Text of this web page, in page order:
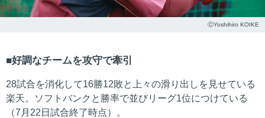
ⒸYoshihiro KOIKE
好調なチームを攻守で牽引
28試合を消化して16勝12敗と上々の滑り出しを見せている
楽天。ソフトバンクと勝率で並びリーグ1位につけている
（7月22日試合終了時点）。